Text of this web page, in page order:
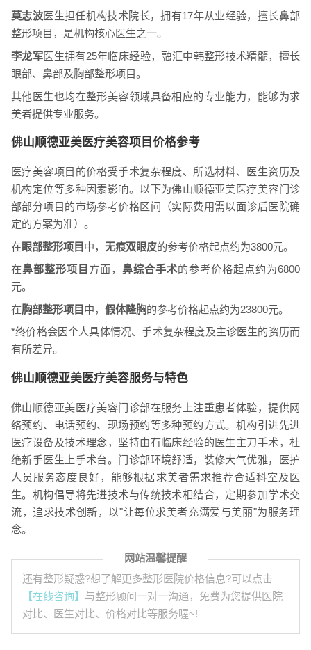
莫志波医生担任机构技术院长，拥有17年从业经验，擅长鼻部
整形项目，是机构核心医生之一。
李龙军医生拥有25年临床经验，融汇中韩整形技术精髓，擅长
眼部、鼻部及胸部整形项目。
其他医生也均在整形美容领域具备相应的专业能力，能够为求
美者提供专业服务。
佛山顺德亚美医疗美容项目价格参考
医疗美容项目的价格受手术复杂程度、所选材料、医生资历及
机构定位等多种因素影响。以下为佛山顺德亚美医疗美容门诊
部部分项目的市场参考价格区间（实际费用需以面诊后医院确
定的方案为准）。
在眼部整形项目 中， 无痕双眼皮的参考价格起点约为3800元。
在鼻部整形项目 方面， 鼻综合手术的参考价格起点约为6800
元。
在胸部整形项目 中， 假体隆胸的参考价格起点约为23800元。
*终价格会因个人具体情况、手术复杂程度及主诊医生的资历而
有所差异。
佛山顺德亚美医疗美容服务与特色
佛山顺德亚美医疗美容门诊部在服务上注重患者体验，提供网
络预约、电话预约、现场预约等多种预约方式。机构引进先进
医疗设备及技术理念，坚持由有临床经验的医生主刀手术，杜
绝新手医生上手术台。门诊部环境舒适，装修大气优雅，医护
人员服务态度良好，能够根据求美者需求推荐合适科室及医
生。机构倡导将先进技术与传统技术相结合，定期参加学术交
流，追求技术创新，以"让每位求美者充满爱与美丽"为服务理
念。
网站温馨提醒
还有整形疑惑?想了解更多整形医院价格信息?可以点击
【在线咨询】 与整形顾问一对一沟通，免费为您提供医院
对比、医生对比、价格对比等服务喔~!